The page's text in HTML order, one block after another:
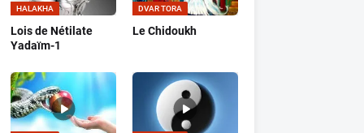
HALAKHA
Lois de Nétilate
Yadaïm-1
DVAR TORA
Le Chidoukh